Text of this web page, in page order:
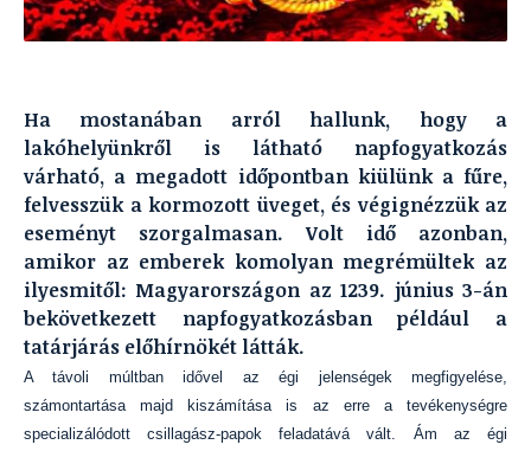
Ha mostanában arról hallunk, hogy a
lakóhelyünkről is látható napfogyatkozás
várható, a megadott időpontban kiülünk a fűre,
felvesszük a kormozott üveget, és végignézzük az
eseményt szorgalmasan. Volt idő azonban,
amikor az emberek komolyan megrémültek az
ilyesmitől: Magyarországon az 1239. június 3-án
bekövetkezett napfogyatkozásban például a
tatárjárás előhírnökét látták.
A távoli múltban idővel az égi jelenségek megfigyelése,
számontartása majd kiszámítása is az erre a tevékenységre
specializálódott csillagász-papok feladatává vált. Ám az égi